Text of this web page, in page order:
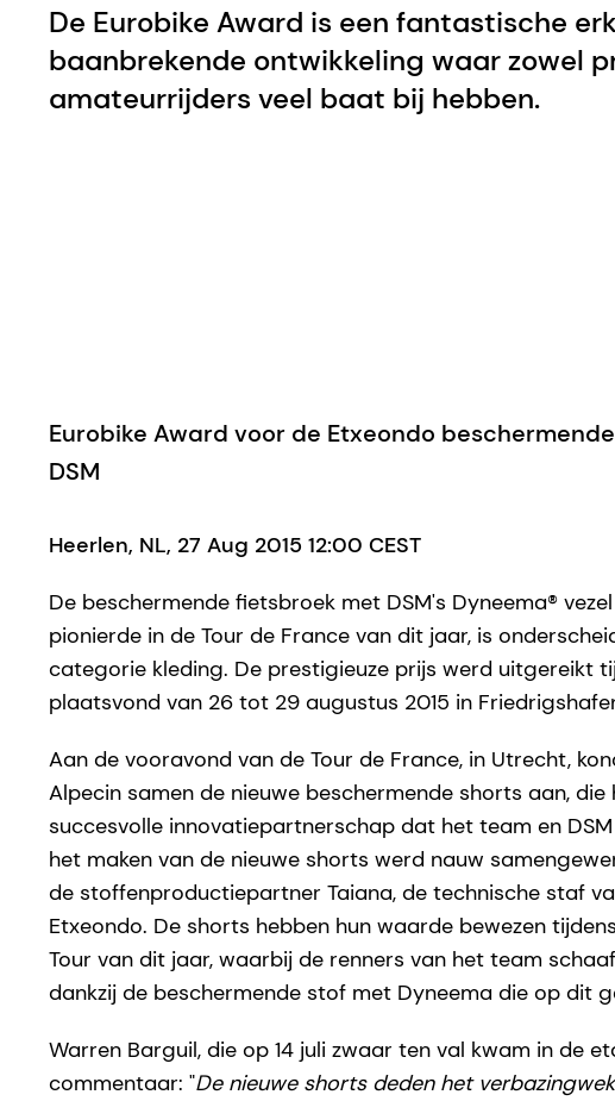
De Eurobike Award is een fantastische
baanbrekende ontwikkeling waar zowel
amateurrijders veel baat bij hebben.
Eurobike Award voor de Etxeondo
DSM
Heerlen, NL, 27 Aug 2015 12:00 CEST
De beschermende fietsbroek met DSM's Dyneema®
pionierde in de Tour de France van dit jaar, is
categorie kleding. De prestigieuze prijs werd uitgereikt
plaatsvond van 26 tot 29 augustus 2015 in
Aan de vooravond van de Tour de France, in Utrecht,
Alpecin samen de nieuwe beschermende shorts aan,
succesvolle innovatiepartnerschap dat het team en
het maken van de nieuwe shorts werd nauw
de stoffenproductiepartner Taiana, de technische staf
Etxeondo. De shorts hebben hun waarde bewezen
Tour van dit jaar, waarbij de renners van het team
dankzij de beschermende stof met Dyneema die op dit
Warren Barguil, die op 14 juli zwaar ten val kwam in de
commentaar: "De nieuwe shorts deden het